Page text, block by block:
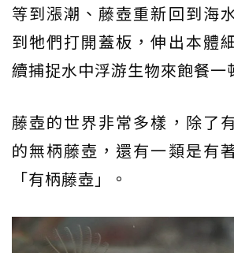
等到漲潮、藤壺重新回到海
到牠們打開蓋板，伸出本體
續捕捉水中浮游生物來飽餐一
藤壺的世界非常多樣，除了
的無柄藤壺，還有一類是有
「有柄藤壺」。